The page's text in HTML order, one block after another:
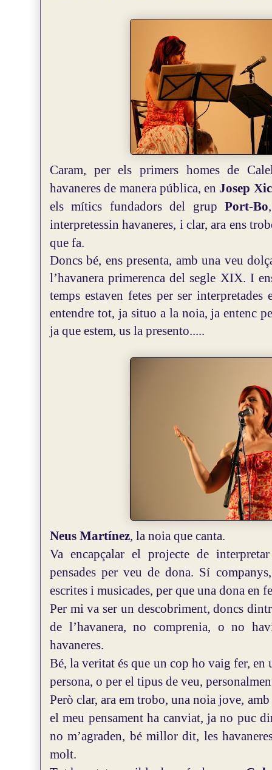
Caram, per els primers homes de
havaneres de manera pública, en Josep
els mítics fundadors del grupPort-Bo
interpretessin havaneres, i clar, ara ens
que fa.
Doncs bé, ens presenta, amb una veu
l’havanera primerenca del segle XIX. I
temps estaven fetes per ser
entendre tot, ja situo a la noia, ja entenc
ja que estem, us la presento.....
Neus Martínez, la noia que canta.
Va encapçalar el projecte de
pensades per veu de dona. Sí
escrites i musicades, per que una dona en
Per mi va ser un descobriment, doncs
de l’havanera, no comprenia, o no
havaneres.
Bé, la veritat és que un cop ho vaig fer,
persona, o per el tipus de veu,
Però clar, ara em trobo, una noia jove,
el meu pensament ha canviat, ja no puc
no m’agraden, bé millor dit, les
molt.